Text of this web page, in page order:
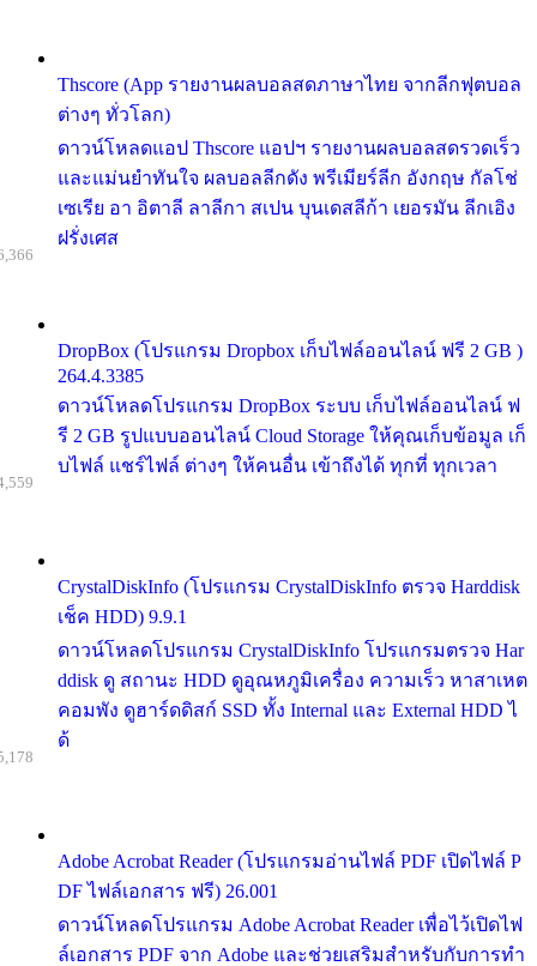
Thscore (App รายงานผลบอลสดภาษาไทย จากลีกฟุตบอล
ต่างๆ ทั่วโลก)
ดาวน์โหลดแอป Thscore แอปฯ รายงานผลบอลสดรวดเร็ว
และแม่นยำทันใจ ผลบอลลีกดัง พรีเมียร์ลีก อังกฤษ กัลโช่
เซเรีย อา อิตาลี ลาลีกา สเปน บุนเดสลีก้า เยอรมัน ลีกเอิง
ฝรั่งเศส
DropBox (โปรแกรม Dropbox เก็บไฟล์ออนไลน์ ฟรี 2 GB )
264.4.3385
ดาวน์โหลดโปรแกรม DropBox ระบบ เก็บไฟล์ออนไลน์ ฟ
รี 2 GB รูปแบบออนไลน์ Cloud Storage ให้คุณเก็บข้อมูล เก็
บไฟล์ แชร์ไฟล์ ต่างๆ ให้คนอื่น เข้าถึงได้ ทุกที่ ทุกเวลา
CrystalDiskInfo (โปรแกรม CrystalDiskInfo ตรวจ Harddisk
เช็ค HDD) 9.9.1
ดาวน์โหลดโปรแกรม CrystalDiskInfo โปรแกรมตรวจ Har
ddisk ดู สถานะ HDD ดูอุณหภูมิเครื่อง ความเร็ว หาสาเหต
คอมพัง ดูฮาร์ดดิสก์ SSD ทั้ง Internal และ External HDD ไ
ด้
Adobe Acrobat Reader (โปรแกรมอ่านไฟล์ PDF เปิดไฟล์ P
DF ไฟล์เอกสาร ฟรี) 26.001
ดาวน์โหลดโปรแกรม Adobe Acrobat Reader เพื่อไว้เปิดไฟ
ล์เอกสาร PDF จาก Adobe และช่วยเสริมสำหรับกับการทำ